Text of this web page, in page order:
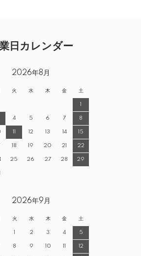
日カレンダー
2026年8月
火 水 木 金 土
1
4 5 6 7 8
11 12 13 14 15
18 19 20 21 22
25 26 27 28 29
2026年9月
火 水 木 金 土
1 2 3 4 5
8 9 10 11 12